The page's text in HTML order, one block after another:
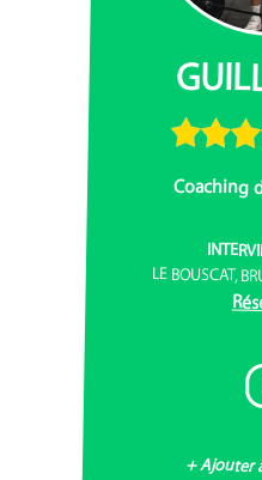
Coaching
LE BOUSCAT,
+ Ajouter